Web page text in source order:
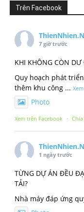
Trên Facebook
7 giờ trước
KHI KHÔNG CÒN
Quy hoạch phát
thêm khu công ...
Photo
Xem trên Facebook · Chia
1 ngày trước
TỪNG DỰ ÁN ĐỀU
TẢI?
Nhà máy đáp ứng